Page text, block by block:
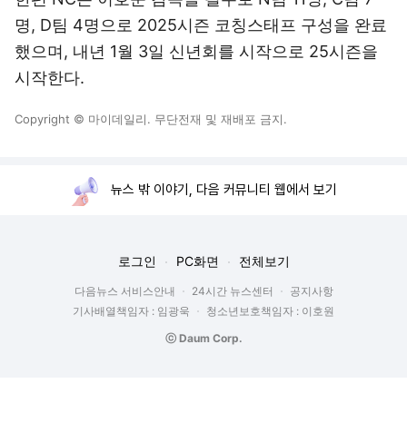
명, D팀 4명으로 2025시즌 코칭스태프 구성을 완료
했으며, 내년 1월 3일 신년회를 시작으로 25시즌을
시작한다.
Copyright © 마이데일리. 무단전재 및 재배포 금지.
뉴스 밖 이야기, 다음 커뮤니티 웹에서 보기
로그인 PC화면 전체보기
다음뉴스 서비스안내 24시간 뉴스센터
공지사항
기사배열책임자 : 임광욱
청소년보호책임자 : 이호원
ⓒ Daum Corp.